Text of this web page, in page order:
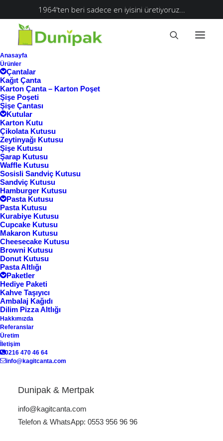
1964'ten beri sadece en iyisini üretiyoruz...
Anasayfa
Ürünler
Çantalar
Kağıt Çanta
Karton Çanta – Karton Poşet
Şişe Poşeti
Şişe Çantası
Kutular
Karton Kutu
Çikolata Kutusu
Zeytinyağı Kutusu
Şişe Kutusu
Şarap Kutusu
Waffle Kutusu
Sosisli Sandviç Kutusu
Sandviç Kutusu
Hamburger Kutusu
Pasta Kutusu
Pasta Kutusu
Kurabiye Kutusu
Cupcake Kutusu
Makaron Kutusu
Cheesecake Kutusu
Browni Kutusu
Donut Kutusu
Pasta Altlığı
Paketler
Hediye Paketi
Kahve Taşıyıcı
Ambalaj Kağıdı
Dilim Pizza Altlığı
Hakkımızda
Referanslar
Üretim
İletişim
0216 470 46 64
info@kagitcanta.com
Dunipak & Mertpak
info@kagitcanta.com
Telefon & WhatsApp: 0553 956 96 96
Ana Sayfa
Ürünler “tshirt kutusu” olarak etiketlendi
tshirt kutusu
Tshirt Kutusu KK-02
tshirt kutusu